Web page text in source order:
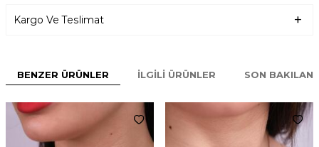
Kargo Ve Teslimat
BENZER ÜRÜNLER İLGILI ÜRÜNLER SON